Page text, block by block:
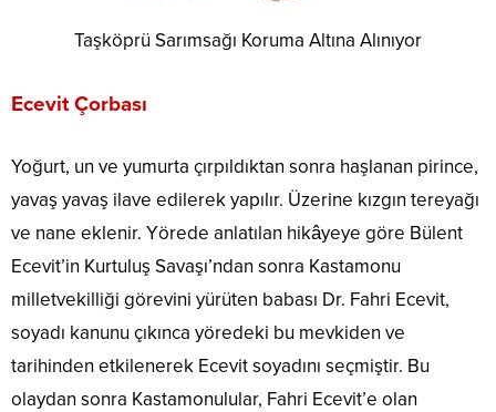
Taşköprü Sarımsağı Koruma Altına Alınıyor
Ecevit Çorbası
Yoğurt, un ve yumurta çırpıldıktan sonra haşlanan pirince,
yavaş yavaş ilave edilerek yapılır. Üzerine kızgın tereyağı
ve nane eklenir. Yörede anlatılan hikâyeye göre Bülent
Ecevit’in Kurtuluş Savaşı’ndan sonra Kastamonu
milletvekilliği görevini yürüten babası Dr. Fahri Ecevit,
soyadı kanunu çıkınca yöredeki bu mevkiden ve
tarihinden etkilenerek Ecevit soyadını seçmiştir. Bu
olaydan sonra Kastamonulular, Fahri Ecevit’e olan